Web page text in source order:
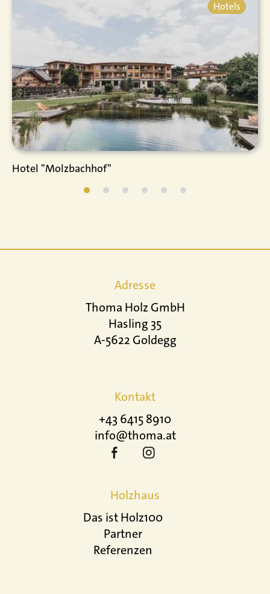
Hotels
Hotel "Molzbachhof"
Adresse
Thoma Holz GmbH
Hasling 35
A-5622 Goldegg
Kontakt
+43 6415 8910
info@thoma.at
Holzhaus
Das ist Holz100
Partner
Referenzen